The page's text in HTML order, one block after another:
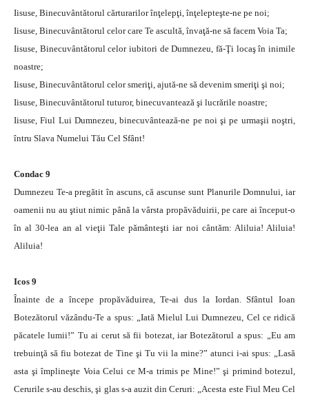
Iisuse, Binecuvântătorul cărturarilor înţelepţi, înţelepteşte-ne pe noi;
Iisuse, Binecuvântătorul celor care Te ascultă, învaţă-ne să facem Voia Ta;
Iisuse, Binecuvântătorul celor iubitori de Dumnezeu, fă-Ţi locaş în inimile
noastre;
Iisuse, Binecuvântătorul celor smeriţi, ajută-ne să devenim smeriţi şi noi;
Iisuse, Binecuvântătorul tuturor, binecuvantează şi lucrările noastre;
Iisuse, Fiul Lui Dumnezeu, binecuvântează-ne pe noi şi pe urmaşii noştri,
întru Slava Numelui Tău Cel Sfânt!
Condac 9
Dumnezeu Te-a pregătit în ascuns, că ascunse sunt Planurile Domnului, iar
oamenii nu au ştiut nimic până la vârsta propăvăduirii, pe care ai început-o
în al 30-lea an al vieţii Tale pământeşti iar noi cântăm: Aliluia! Aliluia!
Aliluia!
Icos 9
Înainte de a începe propăvăduirea, Te-ai dus la Iordan. Sfântul Ioan
Botezătorul văzându-Te a spus: „Iată Mielul Lui Dumnezeu, Cel ce ridică
păcatele lumii!” Tu ai cerut să fii botezat, iar Botezătorul a spus: „Eu am
trebuinţă să fiu botezat de Tine şi Tu vii la mine?” atunci i-ai spus: „Lasă
asta şi împlineşte Voia Celui ce M-a trimis pe Mine!” şi primind botezul,
Cerurile s-au deschis, şi glas s-a auzit din Ceruri: „Acesta este Fiul Meu Cel